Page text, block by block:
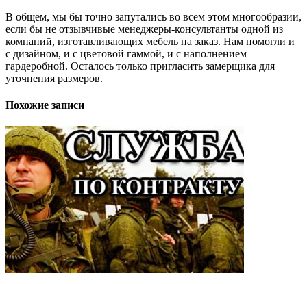
В общем, мы бы точно запутались во всем этом многообразии,
если бы не отзывчивые менеджеры-консультанты одной из
компаний, изготавливающих мебель на заказ. Нам помогли и
с дизайном, и с цветовой гаммой, и с наполнением
гардеробной. Осталось только пригласить замерщика для
уточнения размеров.
Похожие записи